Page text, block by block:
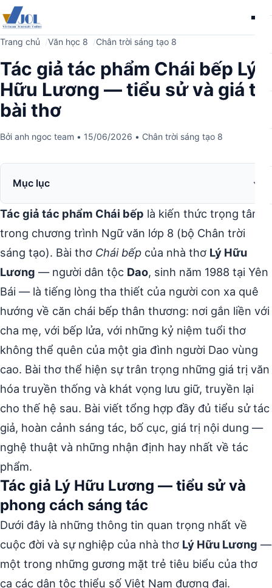
Trang chủ Văn học 8 Chân trời sáng tạo 8
Tác giả tác phẩm Chái bếp Lý
Hữu Lương — tiểu sử và giá trị
bài thơ
Bởi anh ngoc team • 15/06/2026 • Chân trời sáng tạo 8
Mục lục
Tác giả tác phẩm Chái bếp là kiến thức trọng tâm
trong chương trình Ngữ văn lớp 8 (bộ Chân trời
sáng tạo). Bài thơ Chái bếp của nhà thơ Lý Hữu
Lương — người dân tộc Dao, sinh năm 1988 tại Yên
Bái — là tiếng lòng tha thiết của người con xa quê
hướng về căn chái bếp thân thương: nơi gắn liền với
cha mẹ, với bếp lửa, với những kỷ niệm tuổi thơ
không thể quên của một gia đình người Dao vùng
cao. Bài thơ thể hiện sự trân trọng những giá trị văn
hóa truyền thống và khát vọng lưu giữ, truyền lại
cho thế hệ sau. Bài viết tổng hợp đầy đủ tiểu sử tác
giả, hoàn cảnh sáng tác, bố cục, giá trị nội dung —
nghệ thuật và những nhận định hay nhất về tác
phẩm.
Tác giả Lý Hữu Lương — tiểu sử và
phong cách sáng tác
Dưới đây là những thông tin quan trọng nhất về
cuộc đời và sự nghiệp của nhà thơ Lý Hữu Lương —
một trong những gương mặt trẻ tiêu biểu của thơ
ca các dân tộc thiểu số Việt Nam đương đại.